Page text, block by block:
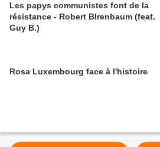
Les papys communistes font de la
résistance - Robert BIrenbaum (feat.
Guy B.)
Rosa Luxembourg face à l'histoire